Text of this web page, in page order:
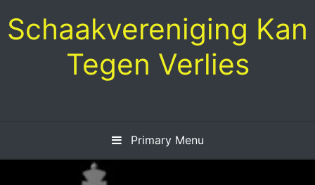
to
content
Schaakvereniging Kan
Tegen Verlies
Primary Menu